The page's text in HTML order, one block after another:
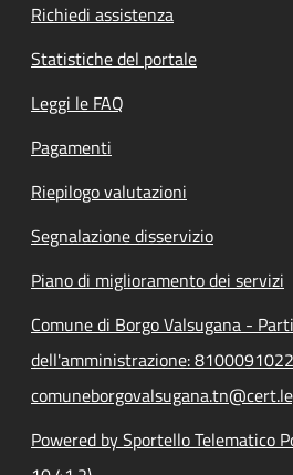
Richiedi assistenza
Statistiche del portale
Leggi le FAQ
Pagamenti
Riepilogo valutazioni
Segnalazione disservizio
Piano di miglioramento dei servizi
Comune di Borgo Valsugana -
dell'amministrazione:
Powered by Sportello Telematico